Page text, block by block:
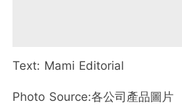
Text: Mami Editorial
Photo Source:各公司產品圖片